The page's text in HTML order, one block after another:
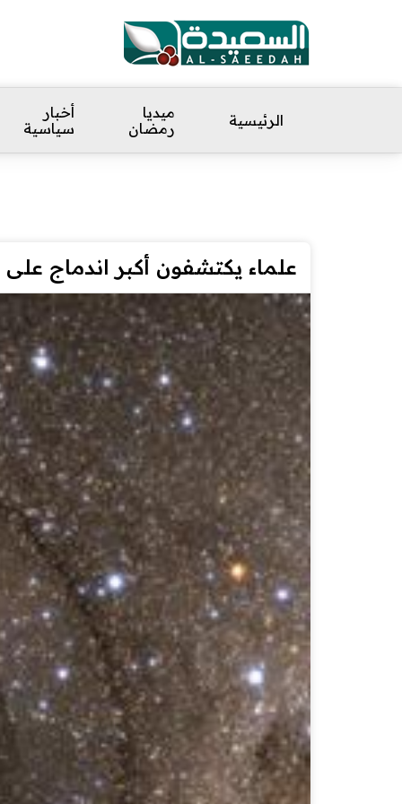
الرئيسية
ميديا
رمضان
أخبار
سياسية
علماء يكتشفون أكبر اندماج